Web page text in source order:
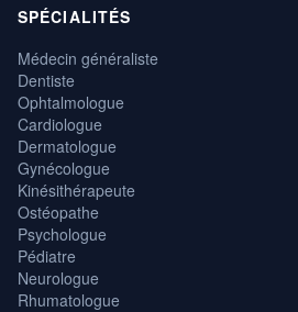
SPÉCIALITÉS
Médecin généraliste
Dentiste
Ophtalmologue
Cardiologue
Dermatologue
Gynécologue
Kinésithérapeute
Ostéopathe
Psychologue
Pédiatre
Neurologue
Rhumatologue